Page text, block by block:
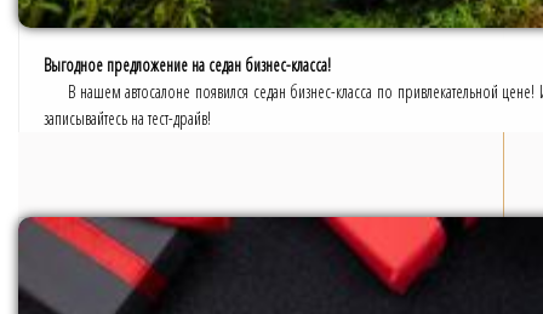
Выгодное предложение на седан бизнес-класса!
В нашем автосалоне появился седан бизнес-класса по привлекательной
записывайтесь на тест-драйв!